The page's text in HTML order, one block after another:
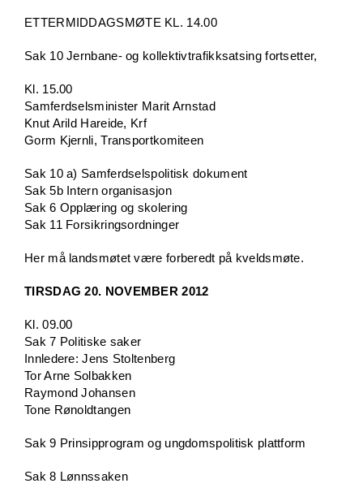
ETTERMIDDAGSMØTE KL. 14.00
Sak 10 Jernbane- og kollektivtrafikksatsing fortsetter,
Kl. 15.00
Samferdselsminister Marit Arnstad
Knut Arild Hareide, Krf
Gorm Kjernli, Transportkomiteen
Sak 10 a) Samferdselspolitisk dokument
Sak 5b Intern organisasjon
Sak 6 Opplæring og skolering
Sak 11 Forsikringsordninger
Her må landsmøtet være forberedt på kveldsmøte.
TIRSDAG 20. NOVEMBER 2012
Kl. 09.00
Sak 7 Politiske saker
Innledere: Jens Stoltenberg
Tor Arne Solbakken
Raymond Johansen
Tone Rønoldtangen
Sak 9 Prinsipprogram og ungdomspolitisk plattform
Sak 8 Lønnssaken